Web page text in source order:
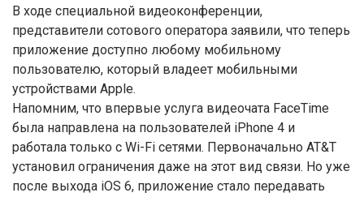
В ходе специальной видеоконференции,
представители сотового оператора заявили, что теперь
приложение доступно любому мобильному
пользователю, который владеет мобильными
устройствами Apple.
Напомним, что впервые услуга видеочата FaceTime
была направлена на пользователей iPhone 4 и
работала только с Wi-Fi сетями. Первоначально AT&T
установил ограничения даже на этот вид связи. Но уже
после выхода iOS 6, приложение стало передавать